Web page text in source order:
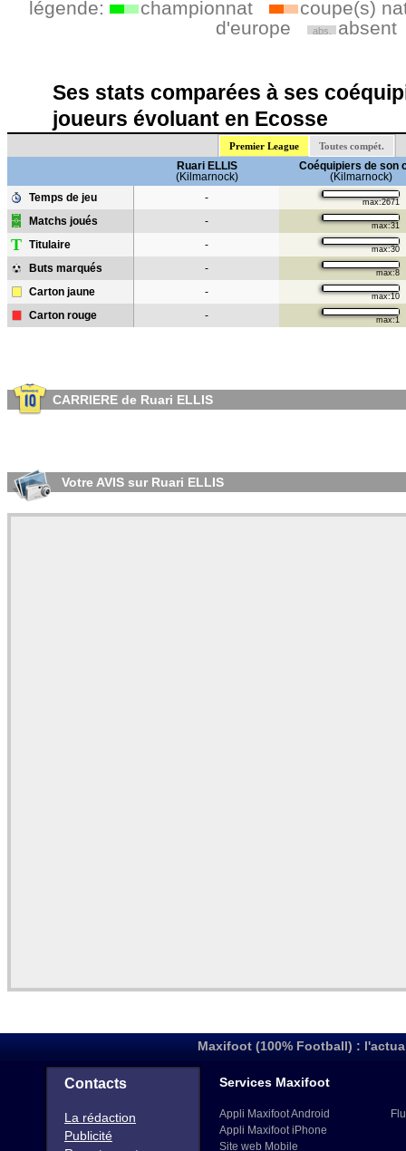
légende: championnat
coupe(s)
d'europe
abs. absent
Ses stats comparées à ses
joueurs évoluant en Ecosse
Premier League Toutes compét.
Ruari ELLIS
(Kilmarnock)
Coéquipiers de son
(Kilmarnock)
Temps de jeu
- max:2671
Matchs joués - max:31
T Titulaire - max:30
Buts marqués - max:8
Carton jaune - max:10
Carton rouge - max:1
CARRIERE de Ruari ELLIS
Votre AVIS sur Ruari ELLIS
Maxifoot (100% Football) :
Contacts
La rédaction
Publicité
Services Maxifoot
Appli Maxifoot Android
Appli Maxifoot iPhone
Site web Mobile